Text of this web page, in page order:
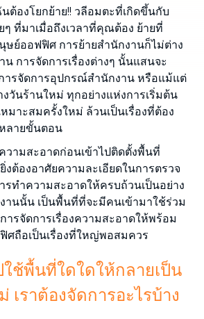
ต้องโยกย้าย!! วลีอมตะที่เกิดขึ้นกับ
ที่มาเมื่อถึงเวลาที่คุณต้อง ย้ายที่
ษย์ออฟฟิศ การย้ายสำนักงานก็ไม่ต่าง
น การจัดการเรื่องต่างๆ นั้นแสนจะ
ารจัดการอุปกรณ์สำนักงาน หรือแม้แต่
วันร้านใหม่ ทุกอย่างแห่งการเริ่มต้น
มาะสมครั้งใหม่ ล้วนเป็นเรื่องที่ต้อง
ลายขั้นตอน
วามสะอาดก่อนเข้าไปติดตั้งพื้นที่
งต้องอาศัยความละเอียดในการตรวจ
รทำความสะอาดให้ครบถ้วนเป็นอย่าง
านนั้น เป็นพื้นที่ที่จะมีคนเข้ามาใช้ร่วม
ารจัดการเรื่องความสะอาดให้พร้อม
ศถือเป็นเรื่องที่ใหญ่พอสมควร
ใช้พื้นที่ใดใดให้กลายเป็น
เราต้องจัดการอะไรบ้าง